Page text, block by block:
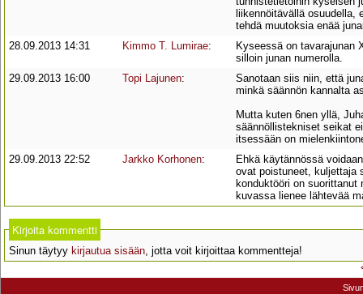
liikennöitävällä osuudella,
tehdä muutoksia enää
28.09.2013 14:31
Kimmo T. Lumirae:
Kyseessä on tavarajunan
silloin junan numerolla.
29.09.2013 16:00
Topi Lajunen:
Sanotaan siis niin, että
minkä säännön kannalta
Mutta kuten 6nen yllä,
säännöllistekniset seikat
itsessään on
29.09.2013 22:52
Jarkko Korhonen:
Ehkä käytännössä
ovat poistuneet, kuljettaja
konduktööri on
kuvassa lienee lähtevää
Kirjoita kommentti
Sinun täytyy kirjautua sisään, jotta voit kirjoittaa kommentteja!